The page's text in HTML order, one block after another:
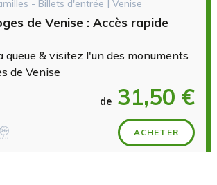
- Billets d'entrée | Venise
de Venise : Accès rapide
queue & visitez l'un des monuments
de Venise
de 31,50 €
ACHETER